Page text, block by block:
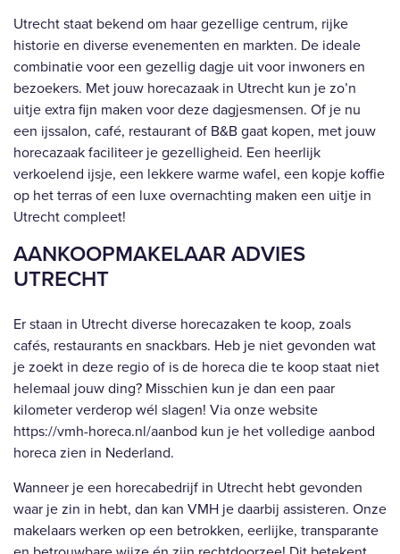
Utrecht staat bekend om haar gezellige centrum, rijke
historie en diverse evenementen en markten. De ideale
combinatie voor een gezellig dagje uit voor inwoners en
bezoekers. Met jouw horecazaak in Utrecht kun je zo’n
uitje extra fijn maken voor deze dagjesmensen. Of je nu
een ijssalon, café, restaurant of B&B gaat kopen, met jouw
horecazaak faciliteer je gezelligheid. Een heerlijk
verkoelend ijsje, een lekkere warme wafel, een kopje koffie
op het terras of een luxe overnachting maken een uitje in
Utrecht compleet!
AANKOOPMAKELAAR ADVIES
UTRECHT
Er staan in Utrecht diverse horecazaken te koop, zoals
cafés, restaurants en snackbars. Heb je niet gevonden wat
je zoekt in deze regio of is de horeca die te koop staat niet
helemaal jouw ding? Misschien kun je dan een paar
kilometer verderop wél slagen! Via onze website
https://vmh-horeca.nl/aanbod kun je het volledige aanbod
horeca zien in Nederland.
Wanneer je een horecabedrijf in Utrecht hebt gevonden
waar je zin in hebt, dan kan VMH je daarbij assisteren. Onze
makelaars werken op een betrokken, eerlijke, transparante